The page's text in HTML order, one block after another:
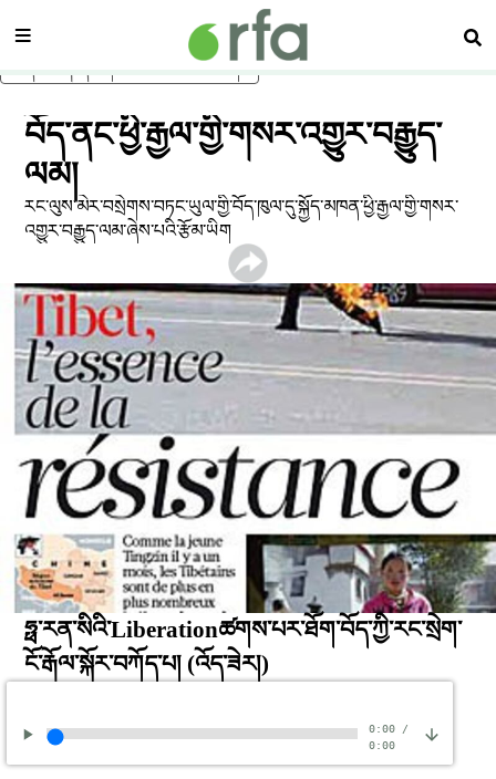
ནང་དོན་གཙོ་བོར་མཆོང་།
བོད་ནང་ཕྱི་རྒྱལ་གྱི་གསར་འགྱུར་བརྒྱུད་
ལམ།
རང་ལུས་མེར་བསྲེགས་བཏང་ཡུལ་གྱི་བོད་ཁུལ་དུ་སྐྱོད་མཁན་ཕྱི་རྒྱལ་གྱི་གསར་
འགྱུར་བརྒྱུད་ལམ་ཞེས་པའི་རྩོམ་ཡིག
ཧྥ་རན་སིའི་Liberationཚགས་པར་ཐོག་བོད་ཀྱི་རང་སྲེག་
ངོ་རྒོལ་སྐོར་བཀོད་པ། (འོད་ཟེར།)
0:00/
0:00